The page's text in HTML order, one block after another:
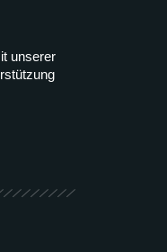
unserer